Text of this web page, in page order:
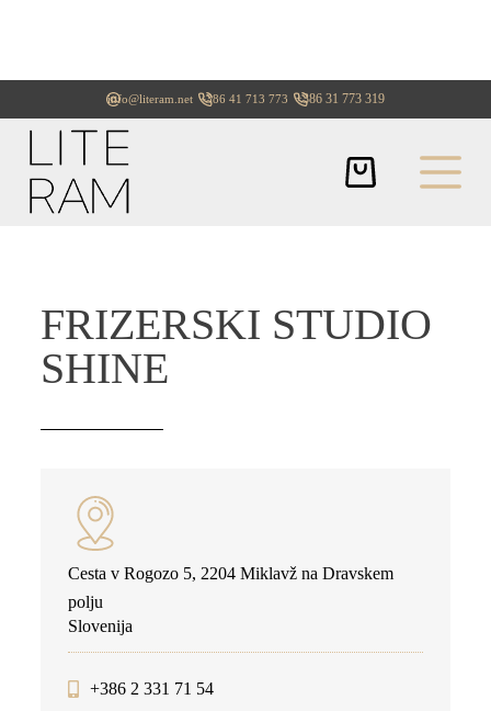
info@literam.net +386 41 713 773 +386 31 773 319
FRIZERSKI STUDIO
SHINE
Cesta v Rogozo 5, 2204 Miklavž na Dravskem
polju
Slovenija
+386 2 331 71 54